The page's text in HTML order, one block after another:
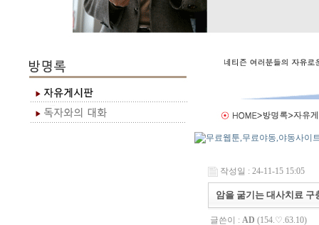
작성일 : 24-11-15 15:05
암을 굶기는 대사치료 구
글쓴이 : AD (154.♡.63.10)